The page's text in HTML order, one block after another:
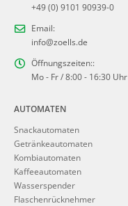
+49 (0) 9101 90939-0
Email:
info@zoells.de
Öffnungszeiten::
Mo - Fr / 8:00 - 16:30 Uhr
AUTOMATEN
Snackautomaten
Getränkeautomaten
Kombiautomaten
Kaffeeautomaten
Wasserspender
Flaschenrücknehmer